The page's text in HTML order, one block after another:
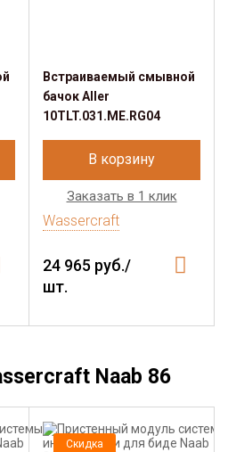
Встраиваемый смывной
бачок Aller
10TLT.031.ME.RG04
В корзину
Заказать в 1 клик
Wassercraft
24 965 руб./
шт.
Naab 86
Скидка